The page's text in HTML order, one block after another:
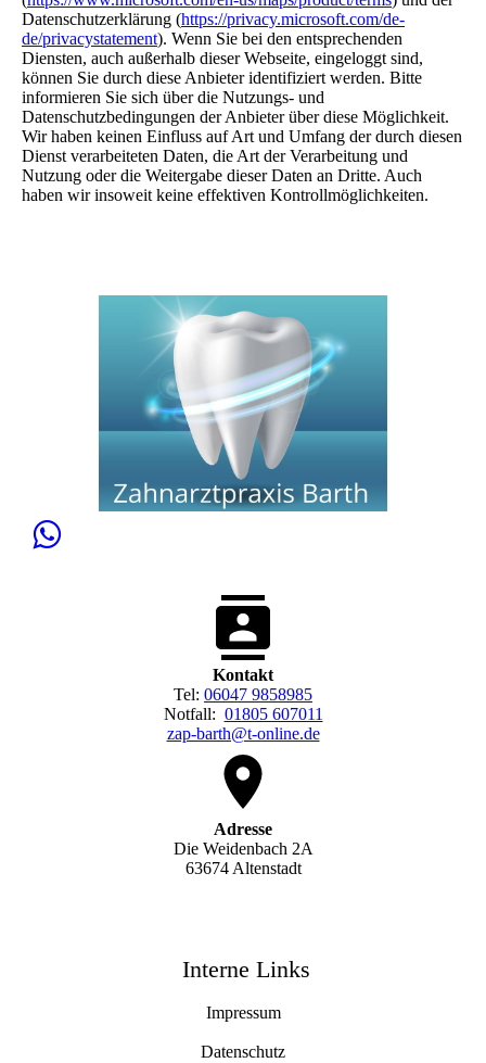
Datenschutzerklärung (https://privacy.microsoft.com/de-
de/privacystatement). Wenn Sie bei den entsprechenden
Diensten, auch außerhalb dieser Webseite, eingeloggt sind,
können Sie durch diese Anbieter identifiziert werden. Bitte
informieren Sie sich über die Nutzungs- und
Datenschutzbedingungen der Anbieter über diese Möglichkeit.
Wir haben keinen Einfluss auf Art und Umfang der durch diesen
Dienst verarbeiteten Daten, die Art der Verarbeitung und
Nutzung oder die Weitergabe dieser Daten an Dritte. Auch
haben wir insoweit keine effektiven Kontrollmöglichkeiten.
Kontakt
Tel: 06047 9858985
Notfall: 01805 607011
zap-barth@t-online.de
Adresse
Die Weidenbach 2A
63674 Altenstadt
Interne Links
Impressum
Datenschutz